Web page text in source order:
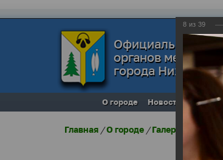
Официальный
органов
города
О городе Новости
Главная /О городе /Галерея города
8 из 39